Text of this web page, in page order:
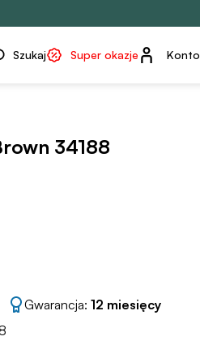
Szukaj Super okazje Konto
Konto
34188
Gwarancja: 12 miesięcy